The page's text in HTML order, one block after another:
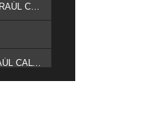
2. POETA EN EL HOSPICIO - LUIS RAÚL CALVO